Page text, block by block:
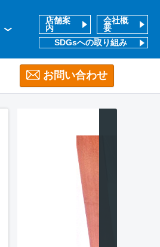
店舗案
内
会社概
要
SDGsへの取り組み
お問い合わせ